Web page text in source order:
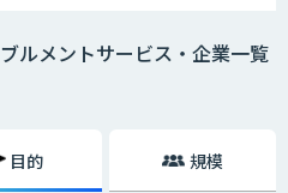
ーケティング部門やCRMなど、あら
携をシームレスにし、AIを活用する
や類似企業のデータなどをもとに将
ルメントサービス・企業一覧
目的 規模